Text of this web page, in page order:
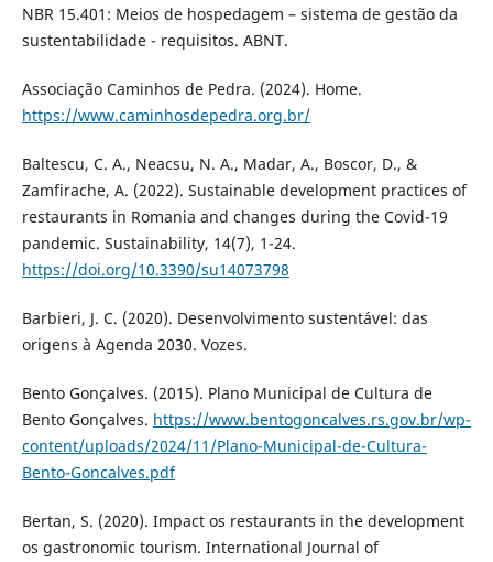
NBR 15.401: Meios de hospedagem – sistema de gestão da
sustentabilidade - requisitos. ABNT.
Associação Caminhos de Pedra. (2024). Home.
https://www.caminhosdepedra.org.br/
Baltescu, C. A., Neacsu, N. A., Madar, A., Boscor, D., &
Zamfirache, A. (2022). Sustainable development practices of
restaurants in Romania and changes during the Covid-19
pandemic. Sustainability, 14(7), 1-24.
https://doi.org/10.3390/su14073798
Barbieri, J. C. (2020). Desenvolvimento sustentável: das
origens à Agenda 2030. Vozes.
Bento Gonçalves. (2015). Plano Municipal de Cultura de
Bento Gonçalves. https://www.bentogoncalves.rs.gov.br/wp-
content/uploads/2024/11/Plano-Municipal-de-Cultura-
Bento-Goncalves.pdf
Bertan, S. (2020). Impact os restaurants in the development
os gastronomic tourism. International Journal of